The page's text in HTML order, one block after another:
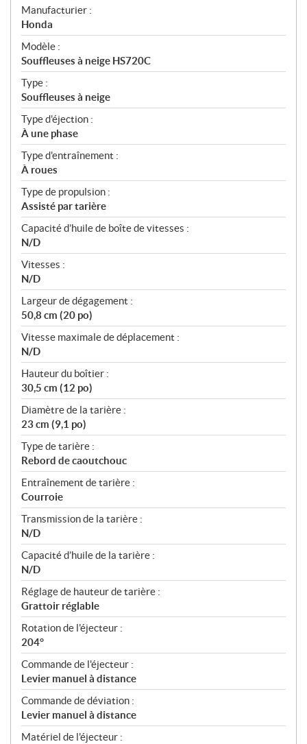
S
p
é
c
i
f
i
c
a
t
i
o
n
s
Manufacturier :
Honda
Modèle :
Souffleuses à neige HS720C
Type :
Souffleuses à neige
Type d'éjection :
À une phase
Type d'entraînement :
À roues
Type de propulsion :
Assisté par tarière
Capacité d’huile de boîte de vitesses :
N/D
Vitesses :
N/D
Largeur de dégagement :
50,8 cm (20 po)
Vitesse maximale de déplacement :
N/D
Hauteur du boîtier :
30,5 cm (12 po)
Diamètre de la tarière :
23 cm (9,1 po)
Type de tarière :
Rebord de caoutchouc
Entraînement de tarière :
Courroie
Transmission de la tarière :
N/D
Capacité d’huile de la tarière :
N/D
Réglage de hauteur de tarière :
Grattoir réglable
Rotation de l'éjecteur :
204°
Commande de l'éjecteur :
Levier manuel à distance
Commande de déviation :
Levier manuel à distance
Matériel de l'éjecteur :